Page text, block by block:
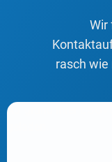
Wir
rasch
Aufgrund Ihrer